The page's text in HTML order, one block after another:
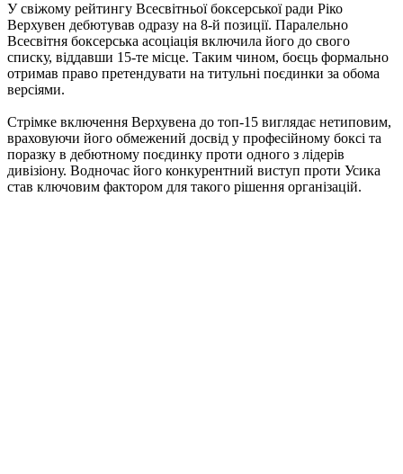
У свіжому рейтингу Всесвітньої боксерської ради Ріко
Верхувен дебютував одразу на 8-й позиції. Паралельно
Всесвітня боксерська асоціація включила його до свого
списку, віддавши 15-те місце. Таким чином, боєць формально
отримав право претендувати на титульні поєдинки за обома
версіями.
Стрімке включення Верхувена до топ-15 виглядає нетиповим,
враховуючи його обмежений досвід у професійному боксі та
поразку в дебютному поєдинку проти одного з лідерів
дивізіону. Водночас його конкурентний виступ проти Усика
став ключовим фактором для такого рішення організацій.